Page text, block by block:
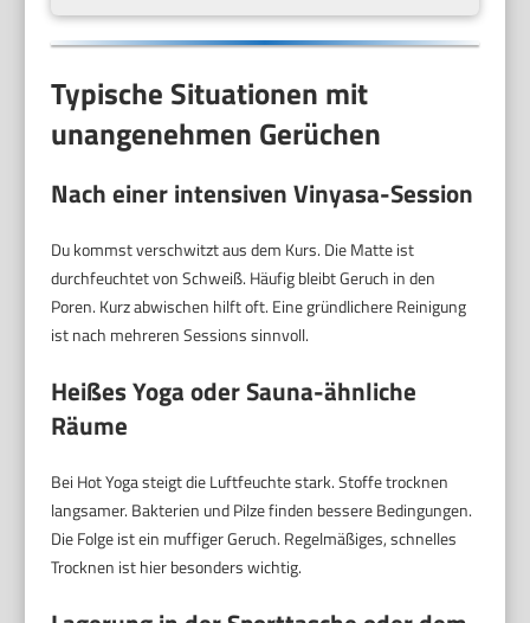
Typische Situationen mit
unangenehmen Gerüchen
Nach einer intensiven Vinyasa-Session
Du kommst verschwitzt aus dem Kurs. Die Matte ist
durchfeuchtet von Schweiß. Häufig bleibt Geruch in den
Poren. Kurz abwischen hilft oft. Eine gründlichere Reinigung
ist nach mehreren Sessions sinnvoll.
Heißes Yoga oder Sauna-ähnliche
Räume
Bei Hot Yoga steigt die Luftfeuchte stark. Stoffe trocknen
langsamer. Bakterien und Pilze finden bessere Bedingungen.
Die Folge ist ein muffiger Geruch. Regelmäßiges, schnelles
Trocknen ist hier besonders wichtig.